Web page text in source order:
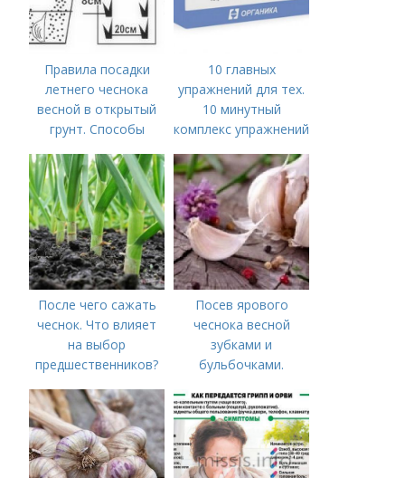
Правила посадки
летнего чеснока
весной в открытый
грунт. Способы
10 главных
упражнений для тех.
10 минутный
комплекс упражнений
времени на спорт
После чего сажать
чеснок. Что влияет
на выбор
предшественников?
Посев ярового
чеснока весной
зубками и
бульбочками.
посадки озимого
чеснока